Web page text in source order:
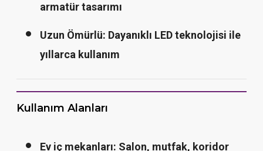
armatür tasarımı
Uzun Ömürlü: Dayanıklı LED teknolojisi ile
yıllarca kullanım
Kullanım Alanları
Ev iç mekanları: Salon, mutfak, koridor